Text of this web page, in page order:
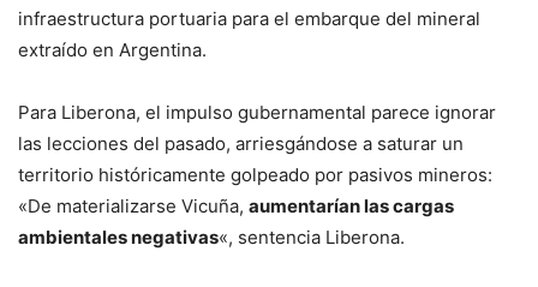
infraestructura portuaria para el embarque del mineral
extraído en Argentina.
Para Liberona, el impulso gubernamental parece ignorar
las lecciones del pasado, arriesgándose a saturar un
territorio históricamente golpeado por pasivos mineros:
«De materializarse Vicuña, aumentarían las cargas
ambientales negativas«, sentencia Liberona.